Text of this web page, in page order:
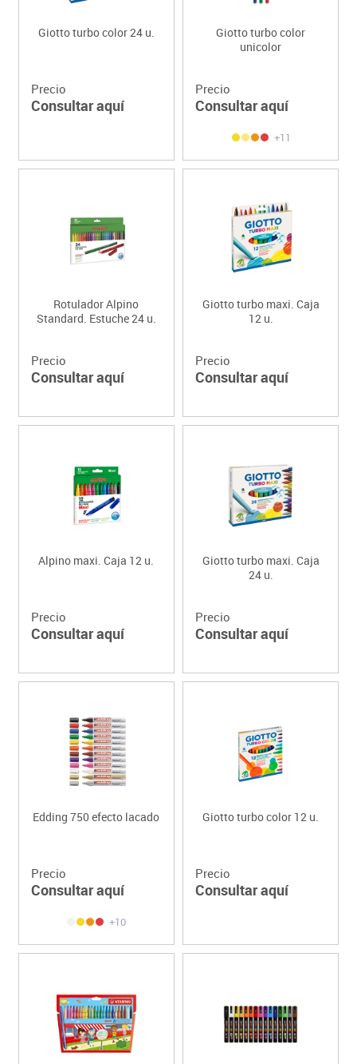
Giotto turbo color 24 u.
Precio
Consultar aquí
Giotto turbo color
unicolor
Precio
Consultar aquí
+11
Rotulador Alpino
Standard. Estuche 24 u.
Precio
Consultar aquí
Giotto turbo maxi. Caja
12 u.
Precio
Consultar aquí
Alpino maxi. Caja 12 u.
Precio
Consultar aquí
Giotto turbo maxi. Caja
24 u.
Precio
Consultar aquí
Edding 750 efecto lacado
Precio
Consultar aquí
+10
Giotto turbo color 12 u.
Precio
Consultar aquí